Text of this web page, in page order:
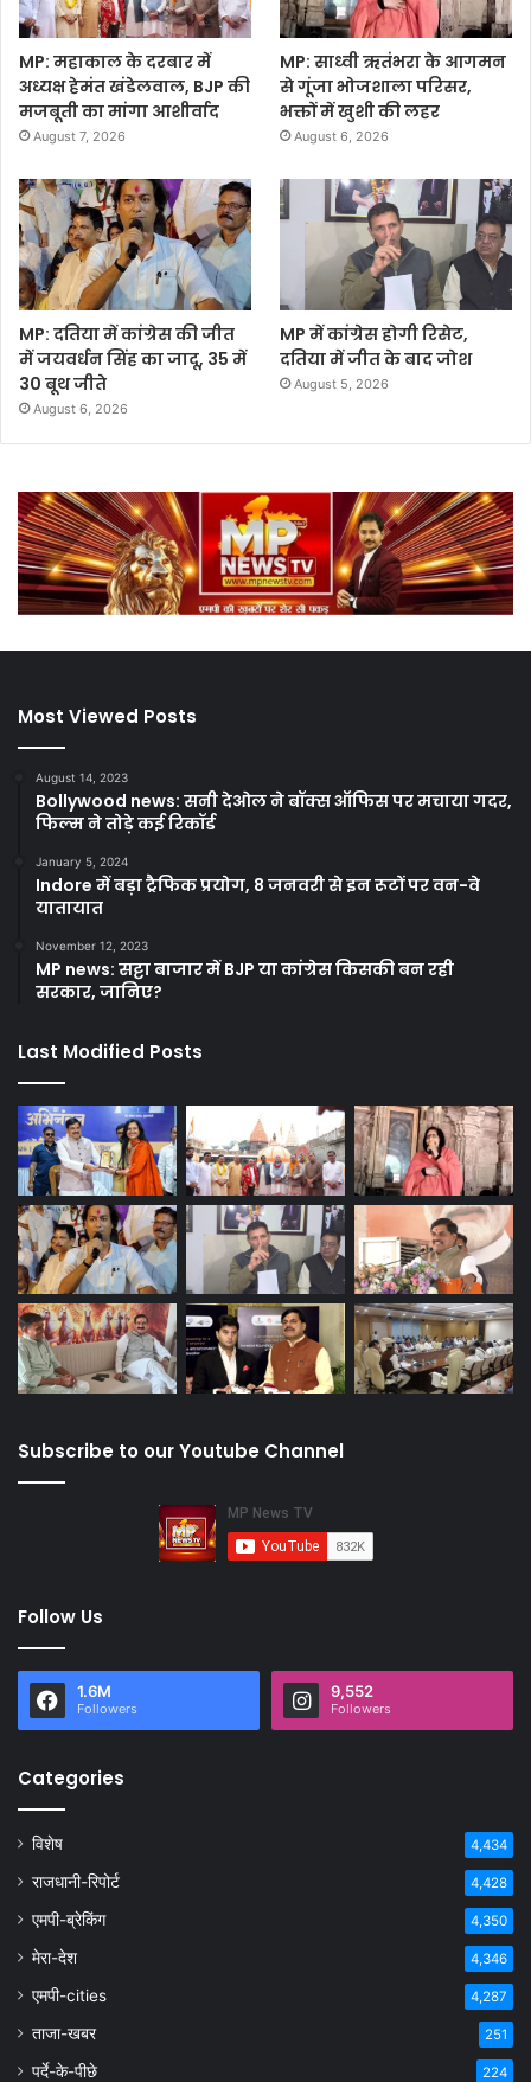
MP: महाकाल के दरबार में
अध्यक्ष हेमंत खंडेलवाल, BJP की
मजबूती का मांगा आशीर्वाद
August 7, 2026
MP: साध्वी ऋतंभरा के आगमन
से गूंजा भोजशाला परिसर,
भक्तों में खुशी की लहर
August 6, 2026
MP: दतिया में कांग्रेस की जीत
में जयवर्धन सिंह का जादू, 35 में
30 बूथ जीते
August 6, 2026
MP में कांग्रेस होगी रिसेट,
दतिया में जीत के बाद जोश
August 5, 2026
Most Viewed Posts
August 14, 2023
Bollywood news: सनी देओल ने बॉक्स ऑफिस पर मचाया गदर,
फिल्म ने तोड़े कई रिकॉर्ड
January 5, 2024
Indore में बड़ा ट्रैफिक प्रयोग, 8 जनवरी से इन रूटों पर वन-वे
यातायात
November 12, 2023
MP news: सट्टा बाजार में BJP या कांग्रेस किसकी बन रही
सरकार, जानिए?
Last Modified Posts
Subscribe to our Youtube Channel
Follow Us
1.6M
Followers
9,552
Followers
Categories
विशेष 4,434
राजधानी-रिपोर्ट 4,428
एमपी-ब्रेकिंग 4,350
मेरा-देश 4,346
एमपी-cities 4,287
ताजा-खबर 251
पर्दे-के-पीछे 224